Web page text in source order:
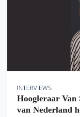
INTERVIEWS
Hoogleraar Van
van Nederland